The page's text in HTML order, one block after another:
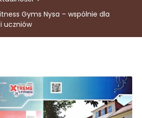
Gyms Nysa – wspólnie dla
uczniów